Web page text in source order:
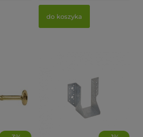
do koszyka
WB 10 51x105x75x2,0mm